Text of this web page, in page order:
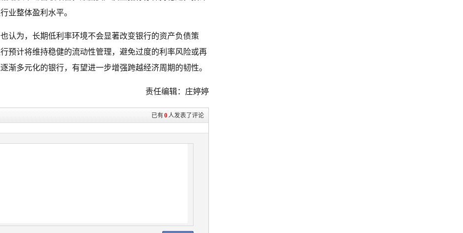
业整体盈利水平。
认为，长期低利率环境不会显著改变银行的资产负债策
预计将维持稳健的流动性管理，避免过度的利率风险或再
渐多元化的银行，有望进一步增强跨越经济周期的韧性。
责任编辑：庄婷婷
已有0人发表了评论